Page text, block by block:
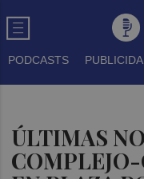
PODCASTS
ÚLTIMAS